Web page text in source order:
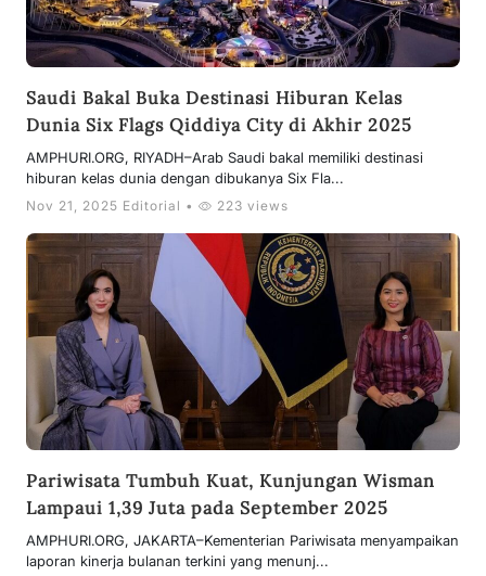
Saudi Bakal Buka Destinasi Hiburan Kelas
Dunia Six Flags Qiddiya City di Akhir 2025
AMPHURI.ORG, RIYADH–Arab Saudi bakal memiliki destinasi
hiburan kelas dunia dengan dibukanya Six Fla...
Nov 21, 2025 Editorial • 223 views
Pariwisata Tumbuh Kuat, Kunjungan Wisman
Lampaui 1,39 Juta pada September 2025
AMPHURI.ORG, JAKARTA–Kementerian Pariwisata menyampaikan
laporan kinerja bulanan terkini yang menunj...